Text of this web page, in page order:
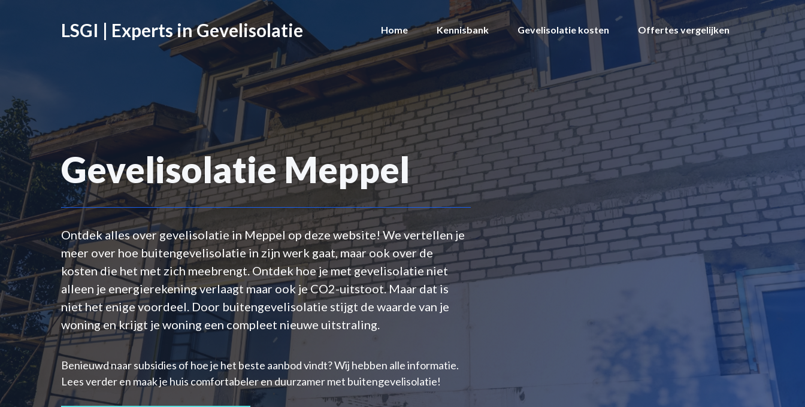
LSGI | Experts in Gevelisolatie Home Kennisbank Gevelisolatie kosten Offertes vergelijken
Gevelisolatie Meppel
Ontdek alles over gevelisolatie in Meppel op deze website! We vertellen je
meer over hoe buitengevelisolatie in zijn werk gaat, maar ook over de
kosten die het met zich meebrengt. Ontdek hoe je met gevelisolatie niet
alleen je energierekening verlaagt maar ook je CO2-uitstoot. Maar dat is
niet het enige voordeel. Door buitengevelisolatie stijgt de waarde van je
woning en krijgt je woning een compleet nieuwe uitstraling.
Benieuwd naar subsidies of hoe je het beste aanbod vindt? Wij hebben alle informatie.
Lees verder en maak je huis comfortabeler en duurzamer met buitengevelisolatie!